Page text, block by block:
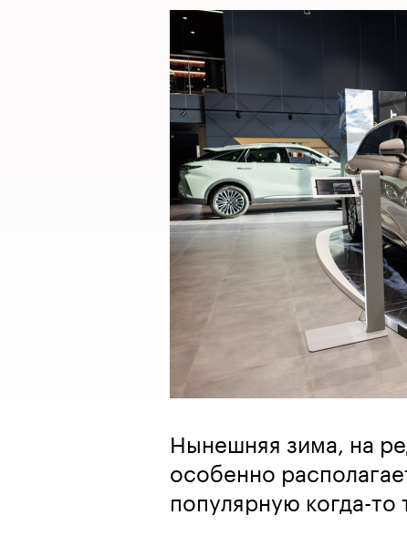
Нынешняя зима, на
особенно
популярную когда-то